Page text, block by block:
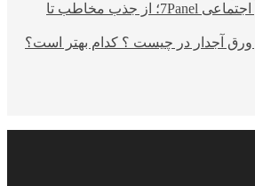
خدمات شبکه‌های اجتماعی 7Panel؛ از جذب مخاطب تا
آجدار در چیست ؟ کدام بهتر است؟